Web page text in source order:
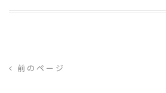
前のページ